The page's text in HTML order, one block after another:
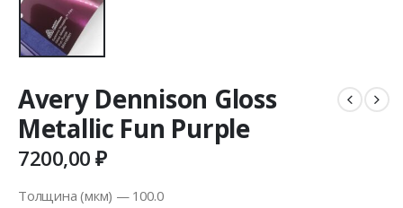
Avery Dennison Gloss
Metallic Fun Purple
7200,00₽
Толщина (мкм) — 100.0